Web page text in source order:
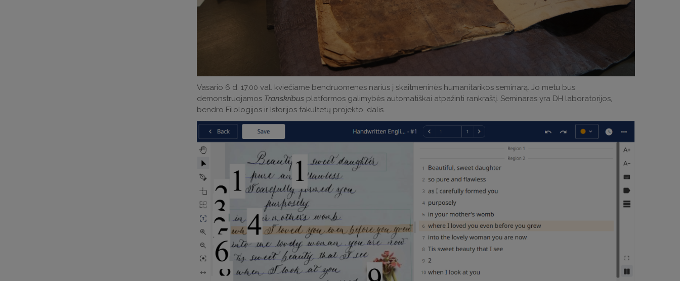
Vasario 6 d. 17.00 val. kviečiame bendruomenės narius į skaitmeninės humanitarikos seminarą. Jo metu bus
demonstruojamos Transkribusplatformos galimybės automatiškai atpažinti rankraštį. Seminaras yra DH laboratorijos,
bendro Filologijos ir Istorijos fakultetų projekto, dalis.